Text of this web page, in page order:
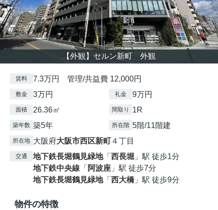
【外観】セルン新町 外観
賃料 7.3万円 管理/共益費 12,000円
敷金 3万円 礼金 9万円
面積 26.36㎡ 間取り 1R
築年数 築5年 所在階 5階/11階建
所在地 大阪府大阪市西区新町４丁目
交通 地下鉄長堀鶴見緑地「 西長堀 」駅 徒歩1分
地下鉄中央線 「 阿波座 」駅 徒歩7分
地下鉄長堀鶴見緑地「 西大橋」駅 徒歩9分
物件の特徴